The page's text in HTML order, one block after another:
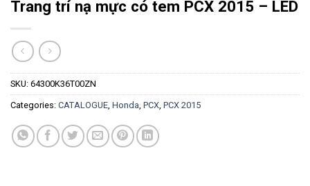
Trang trí nạ mực có tem PCX 2015 – LED
SKU: 64300K36T00ZN
Categories: CATALOGUE, Honda, PCX, PCX 2015